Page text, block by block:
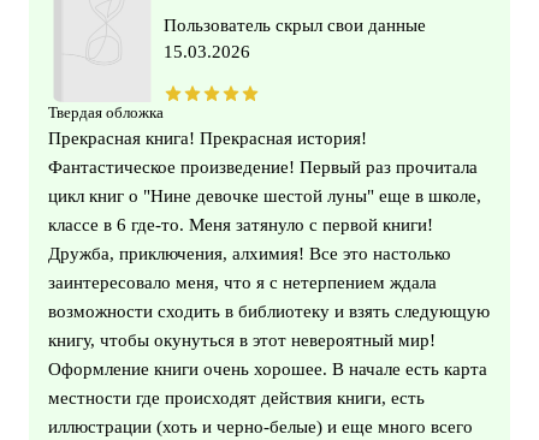
Твердая обложка
Пользователь скрыл свои данные
15.03.2026
Прекрасная книга! Прекрасная история!
Фантастическое произведение! Первый раз прочитала
цикл книг о "Нине девочке шестой луны" еще в школе,
классе в 6 где-то. Меня затянуло с первой книги!
Дружба, приключения, алхимия! Все это настолько
заинтересовало меня, что я с нетерпением ждала
возможности сходить в библиотеку и взять следующую
книгу, чтобы окунуться в этот невероятный мир!
Оформление книги очень хорошее. В начале есть карта
местности где происходят действия книги, есть
иллюстрации (хоть и черно-белые) и еще много всего